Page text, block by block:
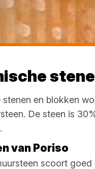
stenen en blokken
De steen is
van Poriso
scoort